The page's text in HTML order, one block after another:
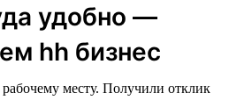
удобно —
hh бизнес
месту. Получили отклик